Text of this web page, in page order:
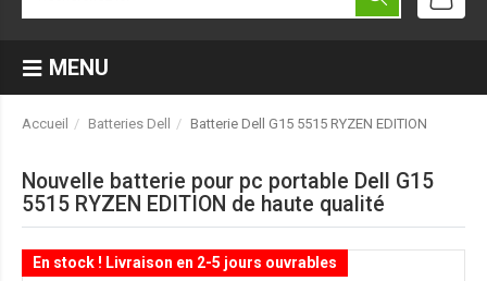
MENU
Accueil Batteries Dell Batterie Dell G15 5515 RYZEN EDITION
Nouvelle batterie pour pc portable Dell G15
5515 RYZEN EDITION de haute qualité
En stock ! Livraison en 2-5 jours ouvrables